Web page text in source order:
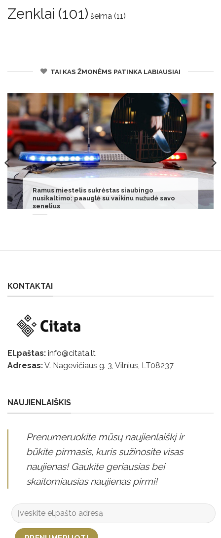
Zenklai (101) šeima (11)
TAI KAS ŽMONĖMS PATINKA LABIAUSIAI
Pamatęs, kaip apsirengusi į parduotuvę atėjo
moteris, alytiškis pakraupo: bėgo
neatsisukdamas
KONTAKTAI
El.paštas: info@citata.lt
Adresas:V. Nagevičiaus g. 3, Vilnius, LT08237
NAUJIENLAIŠKIS
Prenumeruokite mūsų naujienlaiškį ir
būkite pirmasis, kuris sužinosite visas
naujienas! Gaukite geriausias bei
skaitomiausias naujienas pirmi!